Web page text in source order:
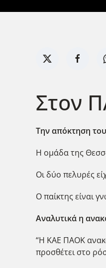
Στον
Την απόκτηση
Η ομάδα της
Οι δύο πελυρές
Ο παίκτης είναι
Αναλυτικά η
“Η ΚΑΕ ΠΑΟΚ
προσθέτει στο